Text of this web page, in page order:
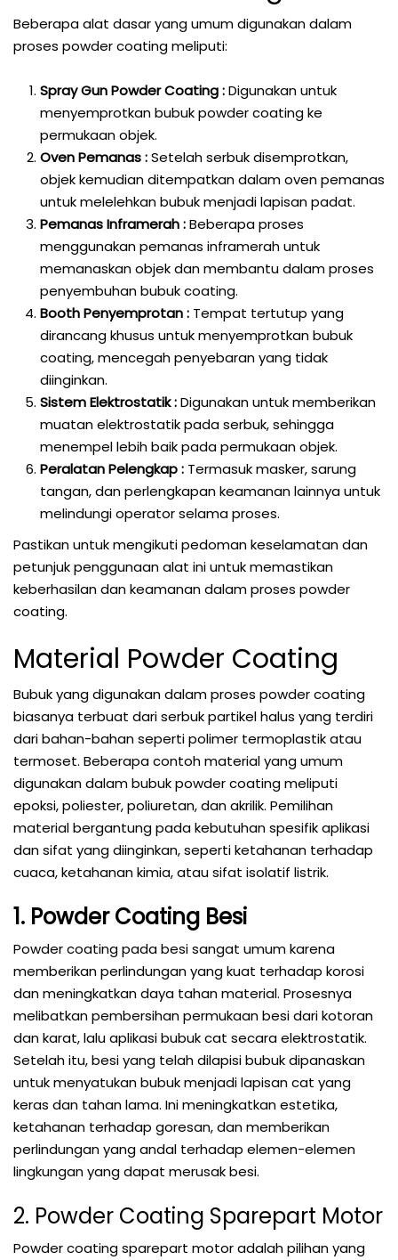
Beberapa alat dasar yang umum digunakan dalam
proses powder coating meliputi:
Spray Gun Powder Coating :Digunakan untuk
menyemprotkan bubuk powder coating ke
permukaan objek.
Oven Pemanas :Setelah serbuk disemprotkan,
objek kemudian ditempatkan dalam oven pemanas
untuk melelehkan bubuk menjadi lapisan padat.
Pemanas Inframerah :Beberapa proses
menggunakan pemanas inframerah untuk
memanaskan objek dan membantu dalam proses
penyembuhan bubuk coating.
Booth Penyemprotan : Tempat tertutup yang
dirancang khusus untuk menyemprotkan bubuk
coating, mencegah penyebaran yang tidak
diinginkan.
Sistem Elektrostatik :Digunakan untuk memberikan
muatan elektrostatik pada serbuk, sehingga
menempel lebih baik pada permukaan objek.
Peralatan Pelengkap : Termasuk masker, sarung
tangan, dan perlengkapan keamanan lainnya untuk
melindungi operator selama proses.
Pastikan untuk mengikuti pedoman keselamatan dan
petunjuk penggunaan alat ini untuk memastikan
keberhasilan dan keamanan dalam proses powder
coating.
Material Powder Coating
Bubuk yang digunakan dalam proses powder coating
biasanya terbuat dari serbuk partikel halus yang terdiri
dari bahan-bahan seperti polimer termoplastik atau
termoset. Beberapa contoh material yang umum
digunakan dalam bubuk powder coating meliputi
epoksi, poliester, poliuretan, dan akrilik. Pemilihan
material bergantung pada kebutuhan spesifik aplikasi
dan sifat yang diinginkan, seperti ketahanan terhadap
cuaca, ketahanan kimia, atau sifat isolatif listrik.
1. Powder Coating Besi
Powder coating pada besi sangat umum karena
memberikan perlindungan yang kuat terhadap korosi
dan meningkatkan daya tahan material. Prosesnya
melibatkan pembersihan permukaan besi dari kotoran
dan karat, lalu aplikasi bubuk cat secara elektrostatik.
Setelah itu, besi yang telah dilapisi bubuk dipanaskan
untuk menyatukan bubuk menjadi lapisan cat yang
keras dan tahan lama. Ini meningkatkan estetika,
ketahanan terhadap goresan, dan memberikan
perlindungan yang andal terhadap elemen-elemen
lingkungan yang dapat merusak besi.
2. Powder Coating Sparepart Motor
Powder coating sparepart motor adalah pilihan yang